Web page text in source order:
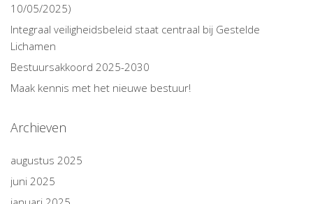
10/05/2025)
Integraal veiligheidsbeleid staat centraal bij Gestelde
Lichamen
Bestuursakkoord 2025-2030
Maak kennis met het nieuwe bestuur!
Archieven
augustus 2025
juni 2025